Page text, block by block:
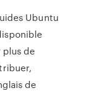
Ubuntu
de
de